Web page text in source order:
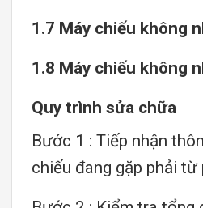
1.7 Máy chiếu không
1.8 Máy chiếu không
Quy trình sửa chữa
Bước 1 : Tiếp nhận
chiếu đang gặp phải từ